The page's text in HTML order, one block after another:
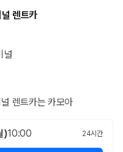
렌트카
널
렌트카는 카모아
)10:00 24시간